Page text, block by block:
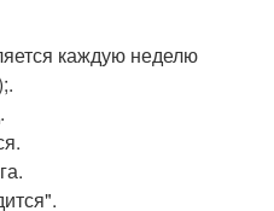
каждую неделю